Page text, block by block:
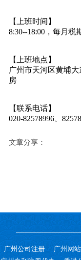
【上班时间】
8:30--18:00，每月
【上班地点】
广州市天河区黄埔
房
【联系电话】
020-82578996、
文章分享：
广州公司注册 广州网